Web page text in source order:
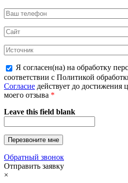
Я согласен(на) на обработку
соответствии с Политикой
Согласие действует до достижения
моего отзыва *
Leave this field blank
Обратный звонок
Отправить заявку
×